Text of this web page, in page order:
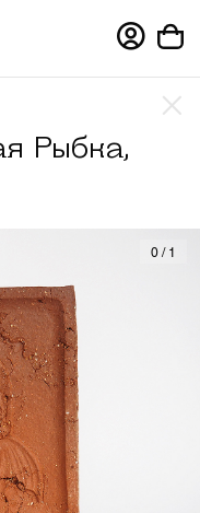
Рыбка,
0/ 1